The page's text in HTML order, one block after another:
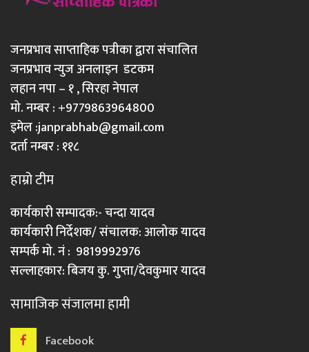
जनप्रभाव साप्ताहिक पत्रीका द्वारा संचालित
जनप्रभाव न्युज अनलाइन डटकम
लहान नपा – १ , सिरहा नेपाल
मो. नम्बर : +9779863964800
इमेल :janprabhab@gmail.com
दर्ता नम्बर : ११८
हाम्रो टीम
कार्यकारी सम्पादक:- चन्दा यादव
कार्यकारी निर्देशक/ संचालक: आलोक यादव
सम्पर्क मो. नं : 9819992976
सल्लाहकार: बिजय कु. गुप्ता/देवकुमार यादव
सामाजिक संजालमा हामी
Facebook